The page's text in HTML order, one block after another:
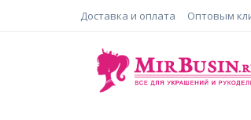
Доставка и оплата Оптовым